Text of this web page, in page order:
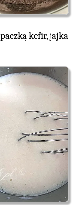
kefir, jajka